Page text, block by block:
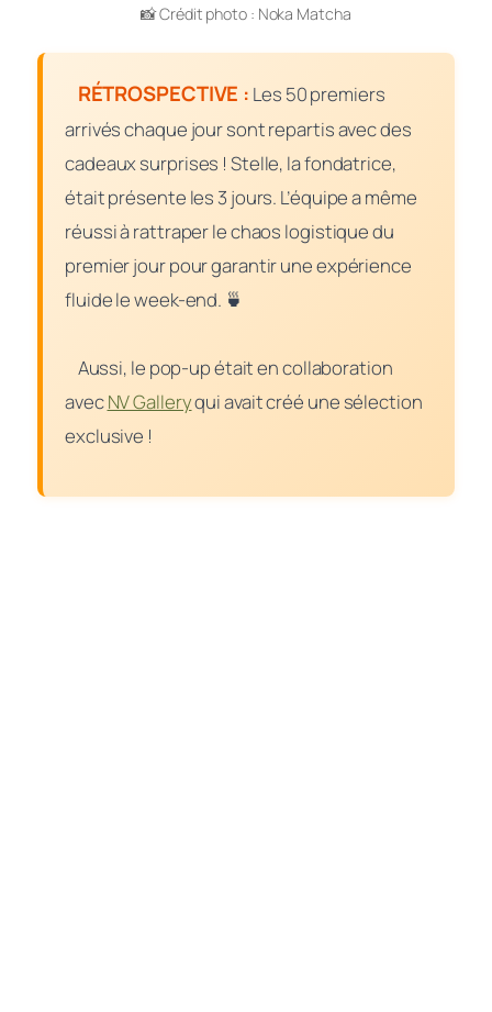
📸 Crédit photo : Noka Matcha
RÉTROSPECTIVE : Les 50 premiers
arrivés chaque jour sont repartis avec des
cadeaux surprises ! Stelle, la fondatrice,
était présente les 3 jours. L’équipe a même
réussi à rattraper le chaos logistique du
premier jour pour garantir une expérience
fluide le week-end. 🍵
Aussi, le pop-up était en collaboration
avecNV Galleryqui avait créé une sélection
exclusive !